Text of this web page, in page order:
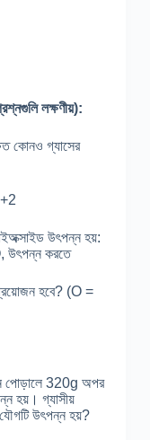
লক্ষণীয়):
কোনও গ্যাসের
উৎপন্ন হয়:
করতে
হবে? (O =
পোড়ালে 320g অপর
হয়। গ্যাসীয়
যৌগটি উৎপন্ন হয়?